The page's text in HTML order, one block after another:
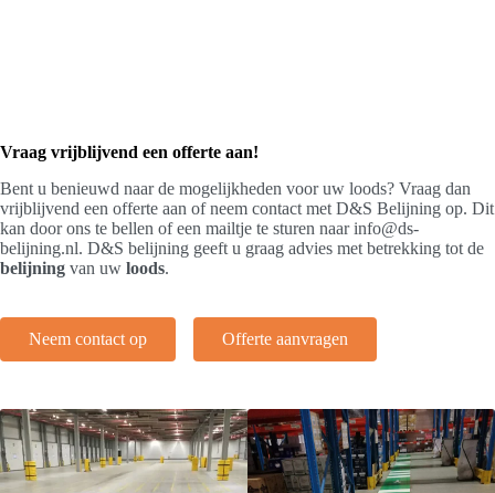
Vraag vrijblijvend een offerte aan!
Bent u benieuwd naar de mogelijkheden voor uw loods? Vraag dan
vrijblijvend een offerte aan of neem contact met D&S Belijning op. Dit
kan door ons te bellen of een mailtje te sturen naarinfo@ds-
belijning.nl. D&S belijning geeft u graag advies met betrekking tot de
belijning van uw loods.
Neem contact op Offerte aanvragen